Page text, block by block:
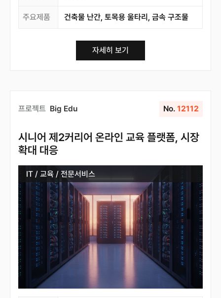
주요제품 건축물 난간, 토목용 울타리, 금속 구조물
자세히 보기
프로젝트 Big Edu No. 12112
시니어 제2커리어 온라인 교육 플랫폼, 시장
확대 대응
IT / 교육 / 전문서비스